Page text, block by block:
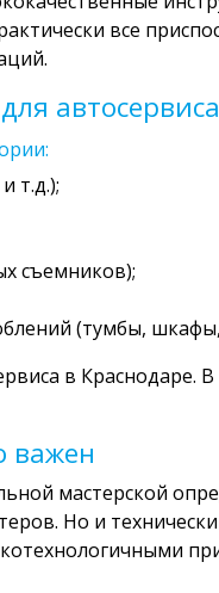
все
автосервиса
т.д.);
съемников);
(тумбы,
в Краснодаре.
важен
мастерской
Но и